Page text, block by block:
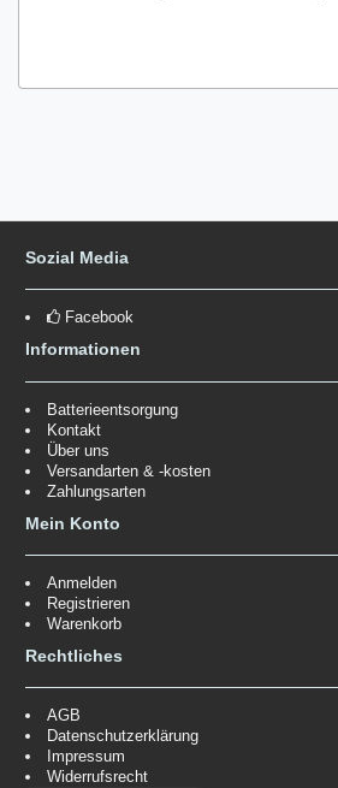
Sozial Media
Facebook
Informationen
Batterieentsorgung
Kontakt
Über uns
Versandarten & -kosten
Zahlungsarten
Mein Konto
Anmelden
Registrieren
Warenkorb
Rechtliches
AGB
Datenschutzerklärung
Impressum
Widerrufsrecht